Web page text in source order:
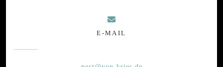
E-MAIL